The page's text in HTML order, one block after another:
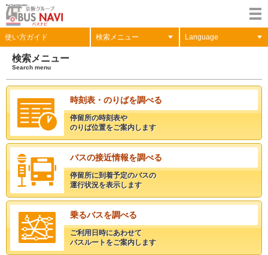
使い方ガイド 検索メニュー Language
検索メニュー
Search menu
時刻表・のりばを調べる
停留所の時刻表や
のりば位置をご案内します
バスの接近情報を調べる
停留所に到着予定のバスの
運行状況を表示します
乗るバスを調べる
ご利用日時にあわせて
バスルートをご案内します